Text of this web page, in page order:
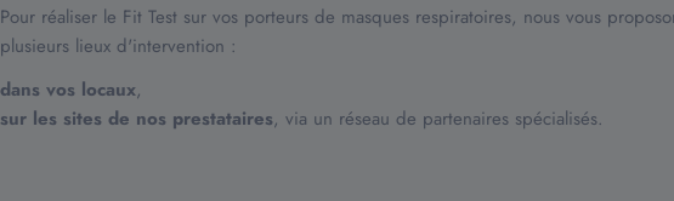
Pour réaliser le Fit Test sur vos porteurs de masques respiratoires, nous vous
plusieurs lieux d'intervention :
dans vos locaux,
sur les sites de nos prestataires, via un réseau de partenaires spécialisés.